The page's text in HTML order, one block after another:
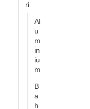
ri
Al
u
m
in
iu
m
B
a
h